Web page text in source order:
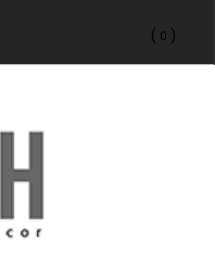
( 0 )